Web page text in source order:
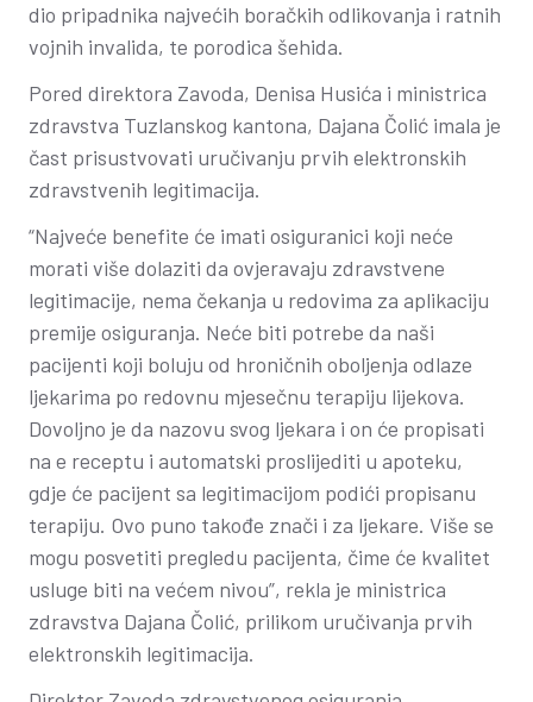
dio pripadnika najvećih boračkih odlikovanja i ratnih
vojnih invalida, te porodica šehida.
Pored direktora Zavoda, Denisa Husića i ministrica
zdravstva Tuzlanskog kantona, Dajana Čolić imala je
čast prisustvovati uručivanju prvih elektronskih
zdravstvenih legitimacija.
“Najveće benefite će imati osiguranici koji neće
morati više dolaziti da ovjeravaju zdravstvene
legitimacije, nema čekanja u redovima za aplikaciju
premije osiguranja. Neće biti potrebe da naši
pacijenti koji boluju od hroničnih oboljenja odlaze
ljekarima po redovnu mjesečnu terapiju lijekova.
Dovoljno je da nazovu svog ljekara i on će propisati
na e receptu i automatski proslijediti u apoteku,
gdje će pacijent sa legitimacijom podići propisanu
terapiju. Ovo puno takođe znači i za ljekare. Više se
mogu posvetiti pregledu pacijenta, čime će kvalitet
usluge biti na većem nivou”, rekla je ministrica
zdravstva Dajana Čolić, prilikom uručivanja prvih
elektronskih legitimacija.